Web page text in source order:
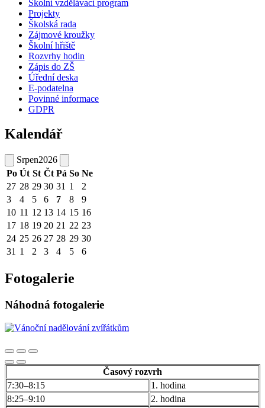
Školní vzdělávací program
Projekty
Školská rada
Zájmové kroužky
Školní hřiště
Rozvrhy hodin
Zápis do ZŠ
Úřední deska
E-podatelna
Povinné informace
GDPR
Kalendář
Srpen2026
Po Út St Čt Pá So Ne
27 28 29 30 31 1
2
3
4 5 6 7 8
9
10 11 12 13 14 15 16
17 18 19 20 21 22 23
24 25 26 27 28 29 30
31 1 2 3 4 5 6
Fotogalerie
Náhodná fotogalerie
Časový rozvrh
7:30–8:15
1. hodina
8:25–9:10
2. hodina